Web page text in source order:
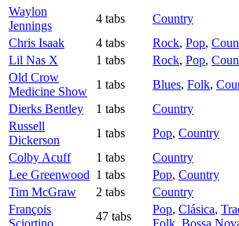
Waylon
Jennings
4 tabs
Country
Chris Isaak
4 tabs Rock, Pop,
Lil Nas X
1 tabs Rock, Pop,
Old Crow
Medicine Show
1 tabs Blues, Folk,
Dierks Bentley
1 tabs
Country
Russell
Dickerson
1 tabs Pop, Country
Colby Acuff
1 tabs
Country
Lee Greenwood 1 tabs Pop, Country
Tim McGraw
2 tabs
Country
François
47 tabs
Pop, Clásica,